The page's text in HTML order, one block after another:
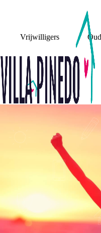
Vrijwilligers